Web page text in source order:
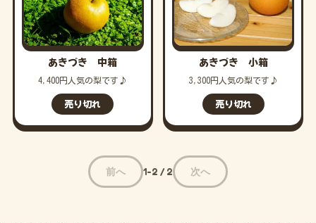
あきづき 中箱
4,400円人気の梨です♪
売り切れ
あきづき 小箱
3,300円人気の梨です♪
売り切れ
前へ 1-2 / 2 次へ